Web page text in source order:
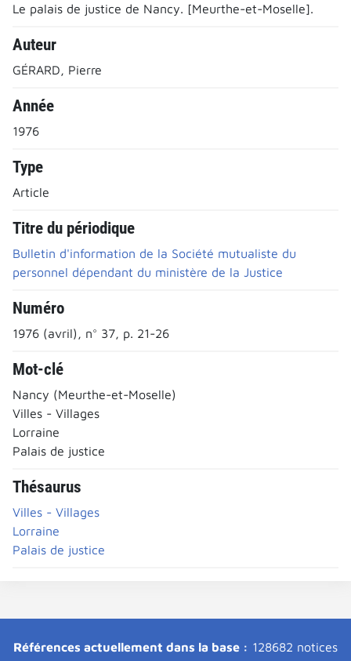
Le palais de justice de Nancy. [Meurthe-et-Moselle].
Auteur
GÉRARD, Pierre
Année
1976
Type
Article
Titre du périodique
Bulletin d'information de la Société mutualiste du
personnel dépendant du ministère de la Justice
Numéro
1976 (avril), n° 37, p. 21-26
Mot-clé
Nancy (Meurthe-et-Moselle)
Villes - Villages
Lorraine
Palais de justice
Thésaurus
Villes - Villages
Lorraine
Palais de justice
Références actuellement dans la base : 128682 notices